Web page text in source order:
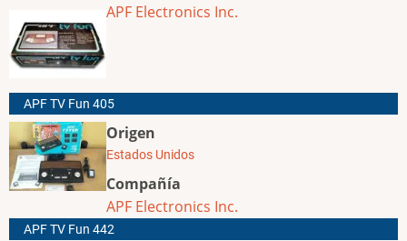
APF Electronics Inc.
APF TV Fun 405
Origen
Estados Unidos
Compañía
APF Electronics Inc.
APF TV Fun 442